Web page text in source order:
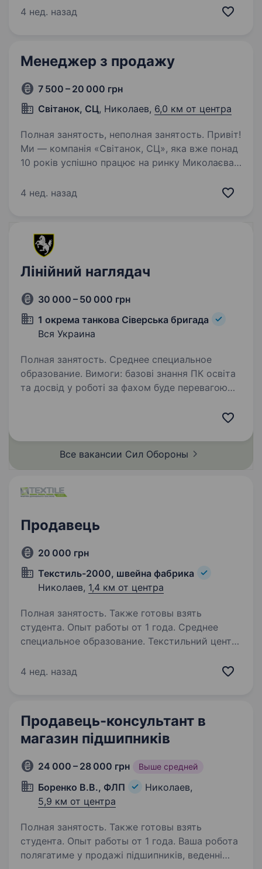
грн/день). Також є безкоштовні обіди
4 нед. назад
Менеджер з продажу
7 500 – 20 000 грн
Світанок, СЦ, Николаев, 6,0 км от центра
Полная занятость, неполная занятость. Привіт!
Ми — компанія «Світанок, СЦ», яка вже понад
10 років успішно працює на ринку Миколаєва.
офісною та мобільною технікою, а також
4 нед. назад
Лінійний наглядач
30 000 – 50 000 грн
1 окрема танкова Сіверська бригада
Вся Украина
Полная занятость. Среднее специальное
образование. Вимоги: базові знання ПК освіта
та досвід у роботі за фахом буде перевагою
фізична…
Все вакансии Сил Обороны
Продавець
20 000 грн
Текстиль-2000, швейна фабрика
Николаев, 1,4 км от центра
Полная занятость. Также готовы взять
студента. Опыт работы от 1 года. Среднее
специальное образование. Текстильний центр
КОНСУЛЬТАНТА / ОФОРМЛЮВАЧА ТОРГОВОГО
оформлювати…
4 нед. назад
Продавець-консультант в
магазин підшипників
24 000 – 28 000 грн Выше средней
Боренко В.В., ФЛП
Николаев,
5,9 км от центра
Полная занятость. Также готовы взять
студента. Опыт работы от 1 года. Ваша робота
полягатиме у продажі підшипників, веденні